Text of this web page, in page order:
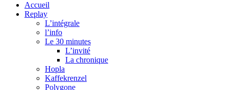
Accueil
Replay
L’intégrale
l’info
Le 30 minutes
L’invité
La chronique
Hopla
Kaffekrenzel
Polygone